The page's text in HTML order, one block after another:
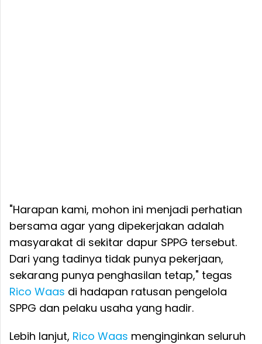
"Harapan kami, mohon ini menjadi perhatian
bersama agar yang dipekerjakan adalah
masyarakat di sekitar dapur SPPG tersebut.
Dari yang tadinya tidak punya pekerjaan,
sekarang punya penghasilan tetap," tegas
Rico Waas di hadapan ratusan pengelola
SPPG dan pelaku usaha yang hadir.
Lebih lanjut, Rico Waas menginginkan seluruh